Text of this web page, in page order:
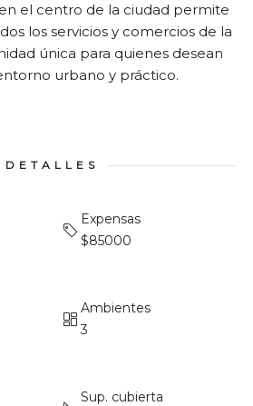
el centro de la ciudad permite
los servicios y comercios de la
única para quienes desean
urbano y práctico.
DETALLES
Expensas
$85000
Ambientes
3
Sup. cubierta